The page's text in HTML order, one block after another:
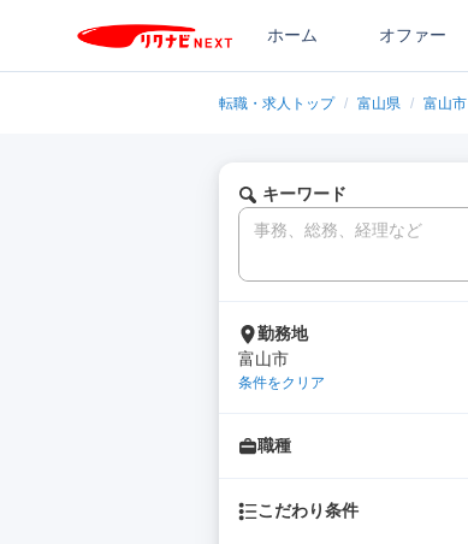
ホーム オファー
転職・求人トップ / 富山県 / 富山市
キーワード
勤務地
富山市
条件をクリア
職種
こだわり条件